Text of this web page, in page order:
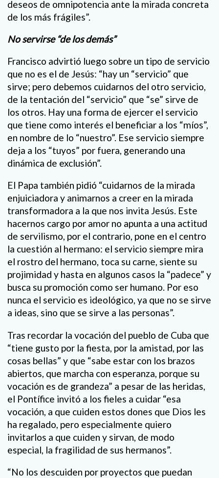
deseos de omnipotencia ante la mirada concreta
de los más frágiles”.
No servirse “de los demás”
Francisco advirtió luego sobre un tipo de servicio
que no es el de Jesús: “hay un “servicio” que
sirve; pero debemos cuidarnos del otro servicio,
de la tentación del “servicio” que “se” sirve de
los otros. Hay una forma de ejercer el servicio
que tiene como interés el beneficiar a los “míos”,
en nombre de lo “nuestro”. Ese servicio siempre
deja a los “tuyos” por fuera, generando una
dinámica de exclusión”.
El Papa también pidió “cuidarnos de la mirada
enjuiciadora y animarnos a creer en la mirada
transformadora a la que nos invita Jesús. Este
hacernos cargo por amor no apunta a una actitud
de servilismo, por el contrario, pone en el centro
la cuestión al hermano: el servicio siempre mira
el rostro del hermano, toca su carne, siente su
projimidad y hasta en algunos casos la “padece” y
busca su promoción como ser humano. Por eso
nunca el servicio es ideológico, ya que no se sirve
a ideas, sino que se sirve a las personas”.
Tras recordar la vocación del pueblo de Cuba que
“tiene gusto por la fiesta, por la amistad, por las
cosas bellas” y que “sabe estar con los brazos
abiertos, que marcha con esperanza, porque su
vocación es de grandeza” a pesar de las heridas,
el Pontífice invitó a los fieles a cuidar “esa
vocación, a que cuiden estos dones que Dios les
ha regalado, pero especialmente quiero
invitarlos a que cuiden y sirvan, de modo
especial, la fragilidad de sus hermanos”.
“No los descuiden por proyectos que puedan